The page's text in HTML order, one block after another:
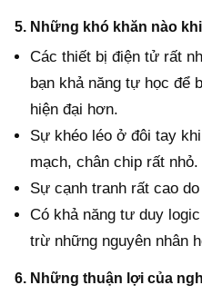
5. Những khó khăn nào
Các thiết bị điện tử rất
bạn khả năng tự học để
hiện đại hơn.
Sự khéo léo ở đôi tay
mạch, chân chip rất nhỏ.
Sự cạnh tranh rất cao
Có khả năng tư duy
trừ những nguyên nhân
6. Những thuận lợi của